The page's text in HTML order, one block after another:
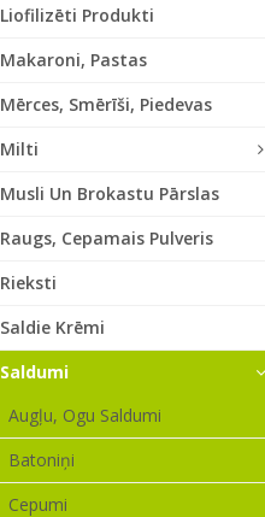
Liofilizēti Produkti
Makaroni, Pastas
Mērces, Smērīši, Piedevas
Milti
Musli Un Brokastu Pārslas
Raugs, Cepamais Pulveris
Rieksti
Saldie Krēmi
Saldumi
Augļu, Ogu Saldumi
Batoniņi
Cepumi